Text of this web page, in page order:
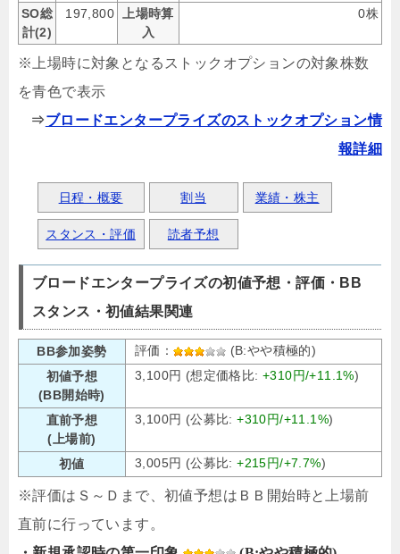
SO総
計(2)
197,800
上場時算
入
0株
※上場時に対象となるストックオプションの対象株数
を青色で表示
⇒ブロードエンタープライズのストックオプション情
報詳細
日程・概要 割当 業績・株主
スタンス・評価 読者予想
ブロードエンタープライズの初値予想・評価・BB
スタンス・初値結果関連
BB参加姿勢 評価：
(B:やや積極的)
初値予想
(BB開始時)
3,100円 (想定価格比: +310円/+11.1%)
直前予想
(上場前)
3,100円 (公募比:+310円/+11.1%)
初値 3,005円 (公募比:+215円/+7.7%)
※評価はＳ～Ｄまで、初値予想はＢＢ開始時と上場前
直前に行っています。